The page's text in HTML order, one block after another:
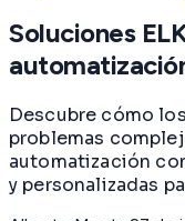
Soluciones
Descubre cómo
problemas
automatización
y personalizadas